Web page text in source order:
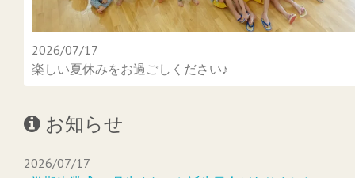
2026/07/17
楽しい夏休みをお過ごしください♪
お知らせ
2026/07/17